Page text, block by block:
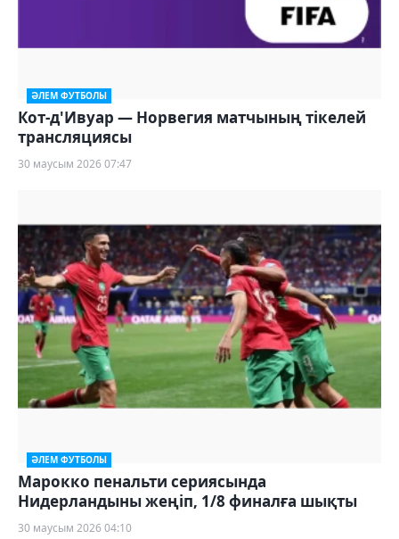
ӘЛЕМ ФУТБОЛЫ
Кот-д'Ивуар — Норвегия матчының тікелей
трансляциясы
30 маусым 2026 07:47
ӘЛЕМ ФУТБОЛЫ
Марокко пенальти сериясында
Нидерландыны жеңіп, 1/8 финалға шықты
30 маусым 2026 04:10